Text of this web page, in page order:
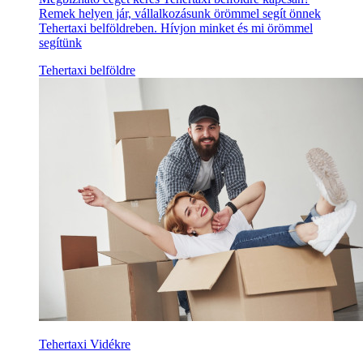
Remek helyen jár, vállalkozásunk örömmel segít önnek
Tehertaxi belföldreben. Hívjon minket és mi örömmel
segítünk
Tehertaxi belföldre
Tehertaxi Vidékre